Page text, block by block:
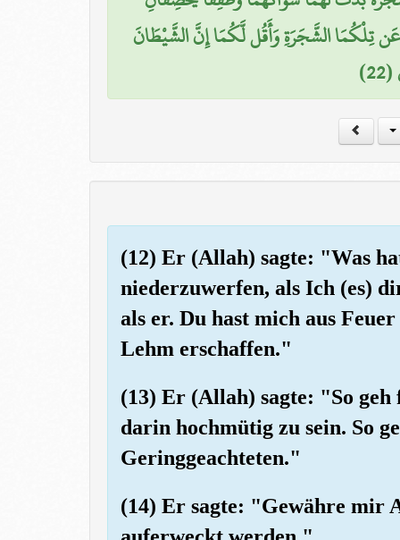
تِلْكُمَا الشَّجَرَةِ وَأَقُل لَّكُمَا إِنَّ الشَّيْطَانَ
(12) Er (Allah) sagte: "Was
niederzuwerfen, als Ich (es)
als er. Du hast mich aus
Lehm erschaffen."
(13) Er (Allah) sagte: "So
darin hochmütig zu sein. So
Geringgeachteten."
(14) Er sagte: "Gewähre mir